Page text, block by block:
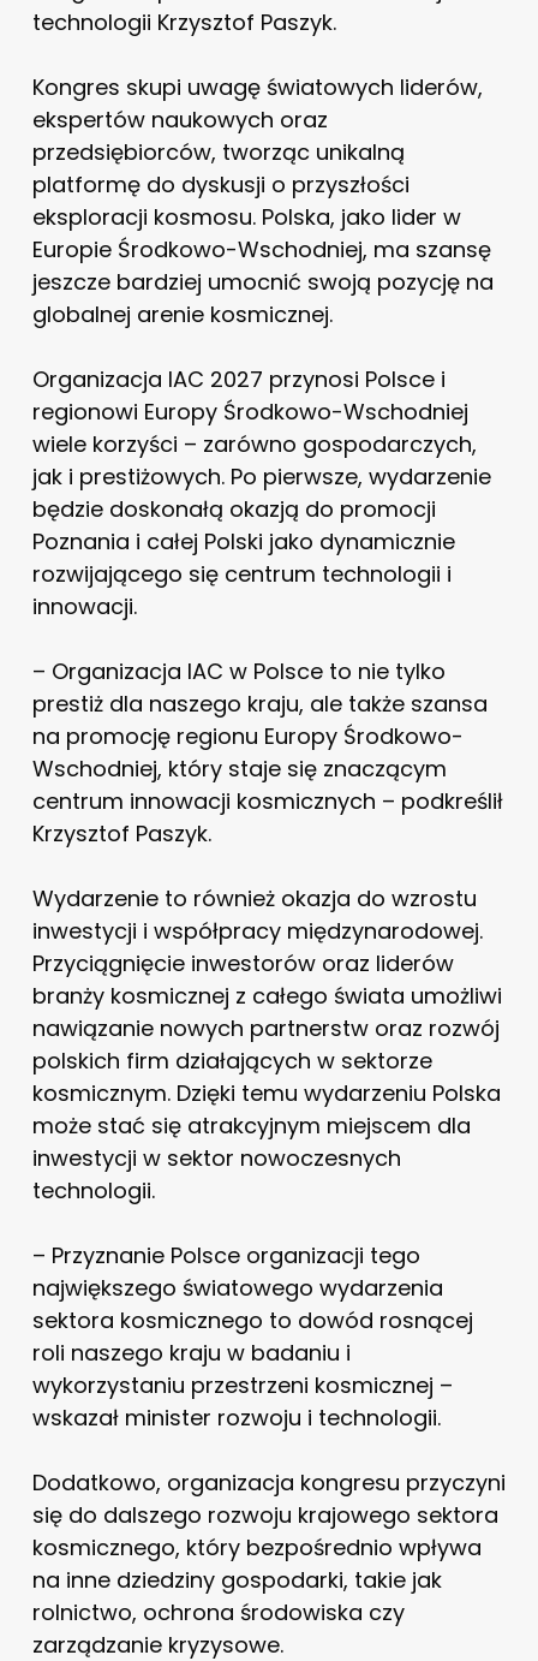
technologii Krzysztof Paszyk.
Kongres skupi uwagę światowych liderów,
ekspertów naukowych oraz
przedsiębiorców, tworząc unikalną
platformę do dyskusji o przyszłości
eksploracji kosmosu. Polska, jako lider w
Europie Środkowo-Wschodniej, ma szansę
jeszcze bardziej umocnić swoją pozycję na
globalnej arenie kosmicznej.
Organizacja IAC 2027 przynosi Polsce i
regionowi Europy Środkowo-Wschodniej
wiele korzyści – zarówno gospodarczych,
jak i prestiżowych. Po pierwsze, wydarzenie
będzie doskonałą okazją do promocji
Poznania i całej Polski jako dynamicznie
rozwijającego się centrum technologii i
innowacji.
– Organizacja IAC w Polsce to nie tylko
prestiż dla naszego kraju, ale także szansa
na promocję regionu Europy Środkowo-
Wschodniej, który staje się znaczącym
centrum innowacji kosmicznych – podkreślił
Krzysztof Paszyk.
Wydarzenie to również okazja do wzrostu
inwestycji i współpracy międzynarodowej.
Przyciągnięcie inwestorów oraz liderów
branży kosmicznej z całego świata umożliwi
nawiązanie nowych partnerstw oraz rozwój
polskich firm działających w sektorze
kosmicznym. Dzięki temu wydarzeniu Polska
może stać się atrakcyjnym miejscem dla
inwestycji w sektor nowoczesnych
technologii.
– Przyznanie Polsce organizacji tego
największego światowego wydarzenia
sektora kosmicznego to dowód rosnącej
roli naszego kraju w badaniu i
wykorzystaniu przestrzeni kosmicznej –
wskazał minister rozwoju i technologii.
Dodatkowo, organizacja kongresu przyczyni
się do dalszego rozwoju krajowego sektora
kosmicznego, który bezpośrednio wpływa
na inne dziedziny gospodarki, takie jak
rolnictwo, ochrona środowiska czy
zarządzanie kryzysowe.